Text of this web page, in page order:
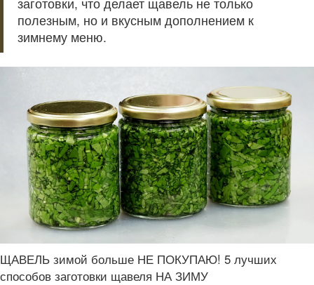
полезным, но и вкусным дополнением к
зимнему меню.
ЩАВЕЛЬ зимой больше НЕ ПОКУПАЮ! 5 лучших
способов заготовки щавеля НА ЗИМУ